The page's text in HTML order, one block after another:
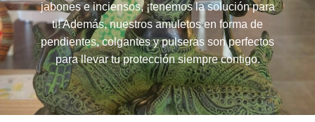
jabones e inciensos, ¡tenemos la solución para
ti! Además, nuestros amuletos en forma de
pendientes, colgantes y pulseras son perfectos
para llevar tu protección siempre contigo.